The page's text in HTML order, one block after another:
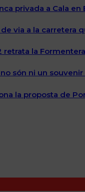
privada a Cala
via a la carretera
retrata la
són ni un
la proposta de